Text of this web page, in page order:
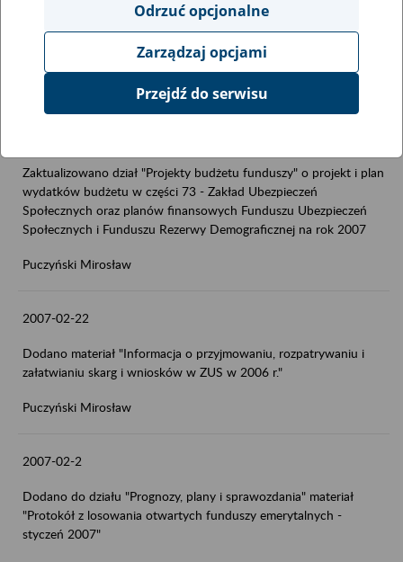
>"Prognozy" o nową wersję materiału "Prognoza wpływów i
wydatków funduszu emerytalnego do 2050 roku" przekazaną
Ministrowi Pracy i Polityki Społecznej
Zaktualizowano dział "Projekty budżetu funduszy" o projekt i plan
wydatków budżetu w części 73 - Zakład Ubezpieczeń
Społecznych oraz planów finansowych Funduszu Ubezpieczeń
Społecznych i Funduszu Rezerwy Demograficznej na rok 2007
Puczyński Mirosław
2007-02-22
Dodano materiał "Informacja o przyjmowaniu, rozpatrywaniu i
załatwianiu skarg i wniosków w ZUS w 2006 r."
Puczyński Mirosław
2007-02-2
Dodano do działu "Prognozy, plany i sprawozdania" materiał
"Protokół z losowania otwartych funduszy emerytalnych -
styczeń 2007"
Odrzuć opcjonalne
Zarządzaj opcjami
Przejdź do serwisu